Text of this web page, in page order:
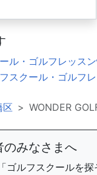
ル・ゴルフレッス
スクール・ゴルフ
区 WONDER
のみなさまへ
ゴルフスクールを